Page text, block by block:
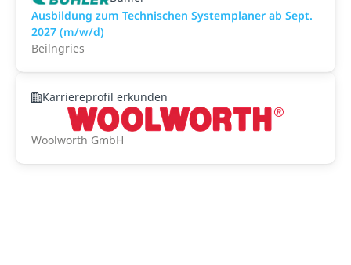
Ausbildung zum Technischen Systemplaner ab Sept.
2027 (m/w/d)
Beilngries
Karriereprofil erkunden
Woolworth GmbH